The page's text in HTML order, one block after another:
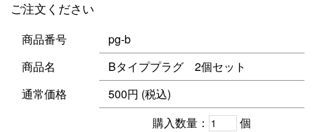
ご注文ください
商品番号
pg-b
商品名
Bタイププラグ 2個セット
通常価格
500円 (税込)
購入数量：
個